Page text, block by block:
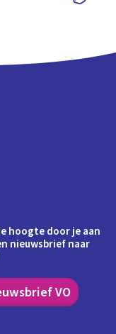
hoogte door je aan
nieuwsbrief naar
VO